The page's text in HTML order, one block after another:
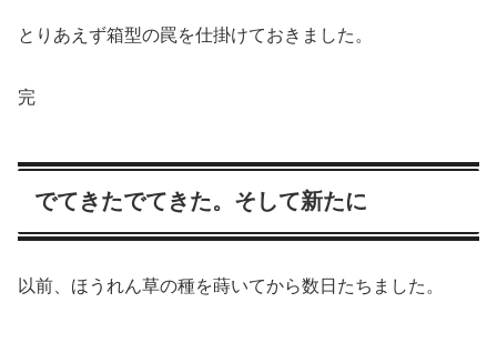
とりあえず箱型の罠を仕掛けておきました。
完
でてきたでてきた。そして新たに
以前、ほうれん草の種を蒔いてから数日たちました。